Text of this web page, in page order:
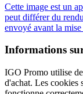
Cette image est un
peut différer du
envoyé avant la
Informations
IGO Promo utilise
d'achat. Les cookies